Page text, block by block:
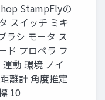
StampFlyの
スイッチ ミキ
ラシ モータ ス
ド プロペラ フ
動 環境 ノイ
離計 ⾓度推定
10